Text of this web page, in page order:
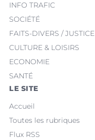
INFO TRAFIC
SOCIÉTÉ
FAITS-DIVERS / JUSTICE
CULTURE & LOISIRS
ECONOMIE
SANTÉ
LE SITE
Accueil
Toutes les rubriques
Flux RSS